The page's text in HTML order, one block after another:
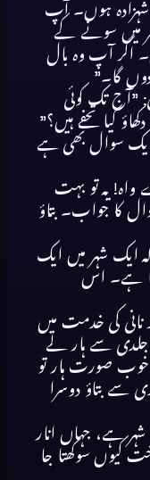
ہوں۔ آپ
میں سونے کے
اگر آپ وہ بال
گا۔”
”آج تک کوئی
کیا تحفے ہیں؟”
ایک سوال بھی ہے
واہ! یہ تو بہت
کا جواب۔ بتاؤ
ایک شہر میں ایک
ہے۔ اس
نانی کی خدمت میں
جلدی سے ہار لے
خوب صورت ہار تو
سے بتاؤ دوسرا
ہے، جہاں انار
کیوں سوکھتا جا